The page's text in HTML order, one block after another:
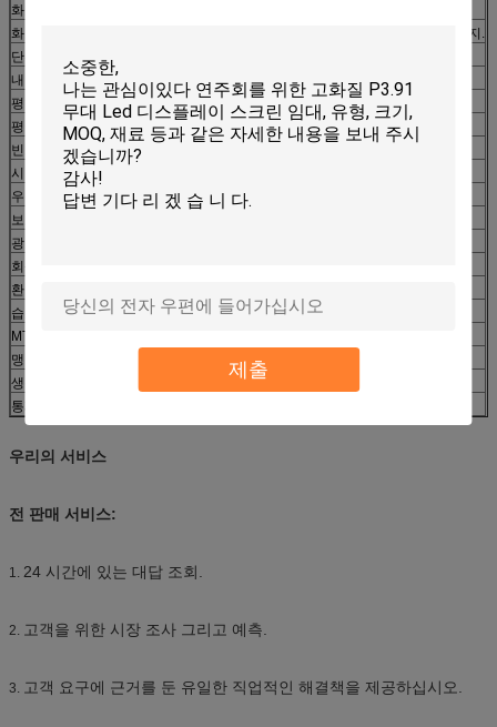
제출
화소 구성
화소 물자
수입된 폴리탄산염 케이싱, 수입되는 밀봉된 합성 수지.
단위 크기
내각 크기
960mm*960mm
평형
1400cd/m ²
평균 일률 소비
≤400With m ²
빈도를 상쾌하게 하십시오
시야각
우수한 시거리
3-20 m
보호 종류
광도 조정
회색 가늠자/Colorr
환경 sTemperature
습도
10% ~ 99%
MTBF
맹점 비율
생활 시간
≥100000 시간
통제 시스템 sogtware
우리의 서비스
전 판매 서비스:
1. 24 시간에 있는 대답 조회.
2. 고객을 위한 시장 조사 그리고 예측.
3. 고객 요구에 근거를 둔 유일한 직업적인 해결책을 제공하십시오.